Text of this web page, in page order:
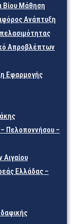
Βίου Μάθηση
Ανάπτυξη
Απροβλέπτων
Εφαρμογής
Πελοποννήσου –
Ελλάδας –